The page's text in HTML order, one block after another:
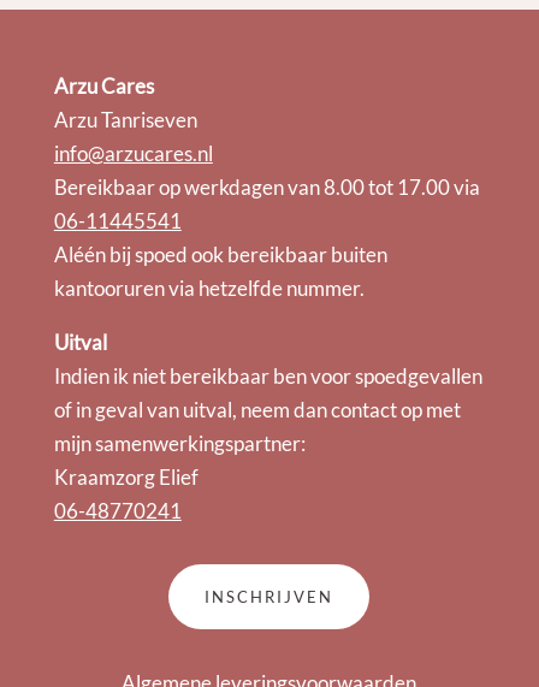
Arzu Cares
Arzu Tanriseven
info@arzucares.nl
Bereikbaar op werkdagen van 8.00 tot 17.00 via
06-11445541
Aléén bij spoed ook bereikbaar buiten
kantooruren via hetzelfde nummer.
Uitval
Indien ik niet bereikbaar ben voor spoedgevallen
of in geval van uitval, neem dan contact op met
mijn samenwerkingspartner:
Kraamzorg Elief
06-48770241
INSCHRIJVEN